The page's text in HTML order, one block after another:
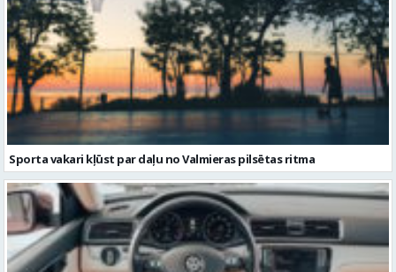
Sporta vakari kļūst par daļu no Valmieras pilsētas ritma